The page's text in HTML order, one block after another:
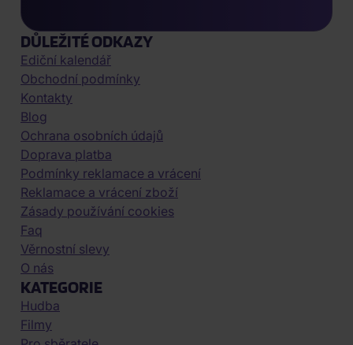
DŮLEŽITÉ ODKAZY
Ediční kalendář
Obchodní podmínky
Kontakty
Blog
Ochrana osobních údajů
Doprava platba
Podmínky reklamace a vrácení
Reklamace a vrácení zboží
Zásady používání cookies
Faq
Věrnostní slevy
O nás
KATEGORIE
Hudba
Filmy